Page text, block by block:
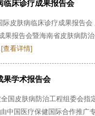
临床诊疗成果报告会
际皮肤病临床诊疗成果报告
果报告会暨海南省皮肤病防
[查看详情]
果学术报告会
国皮肤病防治工程组委会
中国医疗保健国际合作推广